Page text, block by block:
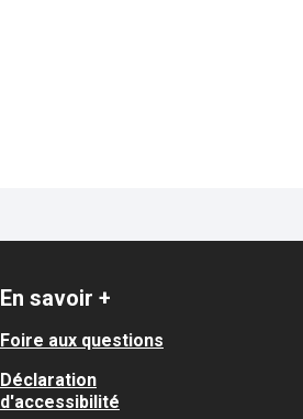
En savoir +
Foire aux questions
Déclaration
d'accessibilité